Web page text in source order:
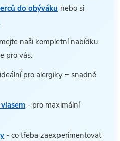
do obýváku nebo si
.
naši kompletní nabídku
pro vás:
pro alergiky + snadné
- pro maximální
- co třeba zaexperimentovat